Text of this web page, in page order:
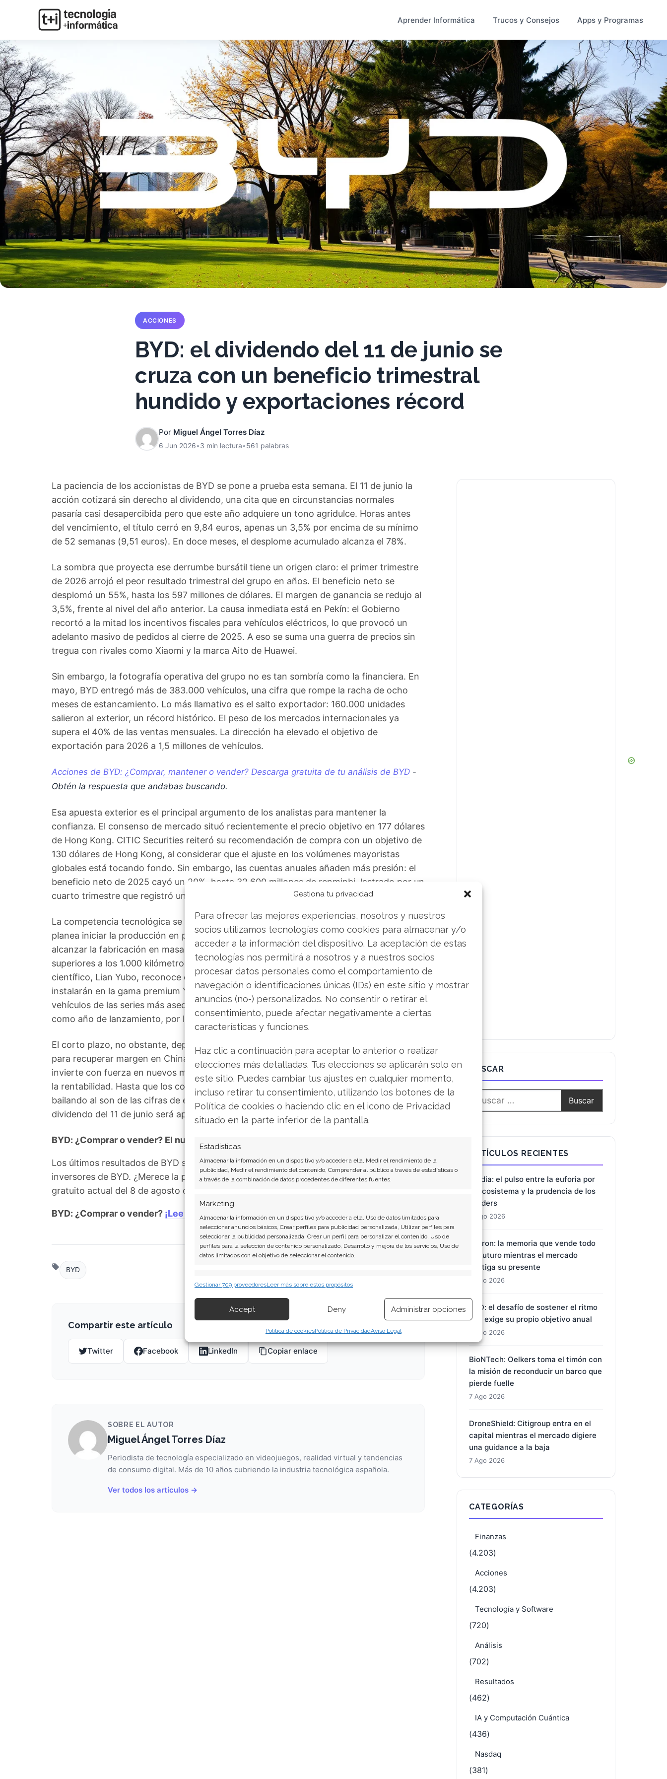
Gestiona tu privacidad
Para ofrecer las mejores experiencias, nosotros y nuestros
socios utilizamos tecnologías como cookies para almacenar y/o
acceder a la información del dispositivo. La aceptación de estas
tecnologías nos permitirá a nosotros y a nuestros socios
procesar datos personales como el comportamiento de
navegación o identificaciones únicas (IDs) en este sitio y mostrar
anuncios (no-) personalizados. No consentir o retirar el
consentimiento, puede afectar negativamente a ciertas
características y funciones.
Haz clic a continuación para aceptar lo anterior o realizar
elecciones más detalladas. Tus elecciones se aplicarán solo en
este sitio. Puedes cambiar tus ajustes en cualquier momento,
incluso retirar tu consentimiento, utilizando los botones de la
Política de cookies o haciendo clic en el icono de Privacidad
situado en la parte inferior de la pantalla.
Estadísticas
Almacenar la información en un dispositivo y/o acceder a ella, Medir el rendimiento de la
publicidad, Medir el rendimiento del contenido, Comprender al público a través de estadísticas o
a través de la combinación de datos procedentes de diferentes fuentes.
Marketing
Almacenar la información en un dispositivo y/o acceder a ella, Uso de datos limitados para
seleccionar anuncios básicos, Crear perfiles para publicidad personalizada, Utilizar perfiles para
seleccionar la publicidad personalizada, Crear un perfil para personalizar el contenido, Uso de
perfiles para la selección de contenido personalizado, Desarrollo y mejora de los servicios, Uso de
datos limitados con el objetivo de seleccionar el contenido.
información transmitida de forma automática.
Garantizar la seguridad, evitar y detectar fraudes, y eliminar
fallos, Ofrecer y presentar publicidad y contenido, Guardar y
comunicar las preferencias de privacidad.
Siempre activo
Gestionar 709 proveedoresLeer más sobre estos propósitos
Accept Deny Administrar opciones
Política de cookiesPolítica de PrivacidadAviso Legal
Aprender Informática Trucos y Consejos Apps y Programas
ACCIONES
BYD: el dividendo del 11 de junio se
cruza con un beneficio trimestral
hundido y exportaciones récord
Por Miguel Ángel Torres Díaz
6 Jun 2026•3 min lectura•561 palabras
La paciencia de los accionistas de BYD se pone a prueba esta semana. El 11 de junio la
acción cotizará sin derecho al dividendo, una cita que en circunstancias normales
pasaría casi desapercibida pero que este año adquiere un tono agridulce. Horas antes
del vencimiento, el título cerró en 9,84 euros, apenas un 3,5% por encima de su mínimo
de 52 semanas (9,51 euros). En doce meses, el desplome acumulado alcanza el 78%.
La sombra que proyecta ese derrumbe bursátil tiene un origen claro: el primer trimestre
de 2026 arrojó el peor resultado trimestral del grupo en años. El beneficio neto se
desplomó un 55%, hasta los 597 millones de dólares. El margen de ganancia se redujo al
3,5%, frente al nivel del año anterior. La causa inmediata está en Pekín: el Gobierno
recortó a la mitad los incentivos fiscales para vehículos eléctricos, lo que provocó un
adelanto masivo de pedidos al cierre de 2025. A eso se suma una guerra de precios sin
tregua con rivales como Xiaomi y la marca Aito de Huawei.
Sin embargo, la fotografía operativa del grupo no es tan sombría como la financiera. En
mayo, BYD entregó más de 383.000 vehículos, una cifra que rompe la racha de ocho
meses de estancamiento. Lo más llamativo es el salto exportador: 160.000 unidades
salieron al exterior, un récord histórico. El peso de los mercados internacionales ya
supera el 40% de las ventas mensuales. La dirección ha elevado el objetivo de
exportación para 2026 a 1,5 millones de vehículos.
Acciones de BYD: ¿Comprar, mantener o vender? Descarga gratuita de tu análisis de BYD -
Obtén la respuesta que andabas buscando.
Esa apuesta exterior es el principal argumento de los analistas para mantener la
confianza. El consenso de mercado situó recientemente el precio objetivo en 177 dólares
de Hong Kong. CITIC Securities reiteró su recomendación de compra con un objetivo de
130 dólares de Hong Kong, al considerar que el ajuste en los volúmenes mayoristas
globales está tocando fondo. Sin embargo, las cuentas anuales añaden más presión: el
beneficio neto de 2025 cayó un 20%, hasta 32.600 millones de renminbi, lastrado por un
cuarto trimestre que registró un descenso del 38%.
La competencia tecnológica se perfila como la tabla de salvación a medio plazo. BYD
planea iniciar la producción en pequeña serie de baterías de estado sólido en 2027 y
alcanzar la fabricación en masa en 2030. Las nuevas celdas prometen autonomías
superiores a los 1.000 kilómetros y una recarga del 80% en apenas diez minutos. El jefe
científico, Lian Yubo, reconoce que el desarrollo está en una fase crítica. Primero se
instalarán en la gama premium Yangwang, y desde 2030 se extenderán a unos 40.000
vehículos de las series más asequibles. SAIC Motor y Changan también han fijado 2027
como año de lanzamiento, por lo que la carrera es contrarreloj.
El corto plazo, no obstante, depende de un factor más mundano: la capacidad de BYD
para recuperar margen en China mientras el negocio exterior gana tracción. El grupo
invierte con fuerza en nuevos modelos y en la expansión internacional, lo que comprime
la rentabilidad. Hasta que los costes de esa ofensiva se diluyan, la acción seguirá
bailando al son de las cifras de exportación y de la evolución del precio del yuan. El
dividendo del 11 de junio será apenas un respiro en medio de la tormenta.
BYD: ¿Comprar o vender? El nuevo Análisis de BYD del 8 de agosto tiene la respuesta:
Los últimos resultados de BYD son contundentes: Acción inmediata requerida para los
inversores de BYD. ¿Merece la pena invertir o es momento de vender? En el Análisis
gratuito actual del 8 de agosto descubrirá exactamente qué hacer.
BYD: ¿Comprar o vender? ¡Lee más aquí!
BYD
Compartir este artículo
Twitter Facebook LinkedIn Copiar enlace
SOBRE EL AUTOR
Miguel Ángel Torres Díaz
Periodista de tecnología especializado en videojuegos, realidad virtual y tendencias
de consumo digital. Más de 10 años cubriendo la industria tecnológica española.
Ver todos los artículos →
BUSCAR
ARTÍCULOS RECIENTES
Nvidia: el pulso entre la euforia por
el ecosistema y la prudencia de los
insiders
8 Ago 2026
Micron: la memoria que vende todo
su futuro mientras el mercado
castiga su presente
7 Ago 2026
BYD: el desafío de sostener el ritmo
que exige su propio objetivo anual
7 Ago 2026
BioNTech: Oelkers toma el timón con
la misión de reconducir un barco que
pierde fuelle
7 Ago 2026
DroneShield: Citigroup entra en el
capital mientras el mercado digiere
una guidance a la baja
7 Ago 2026
CATEGORÍAS
Finanzas
(4.203)
Acciones
(4.203)
Tecnología y Software
(720)
Análisis
(702)
Resultados
(462)
IA y Computación Cuántica
(436)
Nasdaq
(381)